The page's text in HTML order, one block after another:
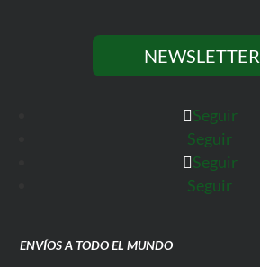
NEWSLETTER
Seguir
Seguir
Seguir
Seguir
ENVÍOS A TODO EL MUNDO